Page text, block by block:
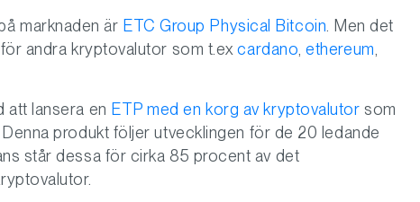
marknaden är ETC Group Physical Bitcoin . Men det
andra kryptovalutor som t.excardano ethereum
att lansera en ETP med en korg av kryptovalutor som
produkt följer utvecklingen för de 20 ledande
står dessa för cirka 85 procent av det